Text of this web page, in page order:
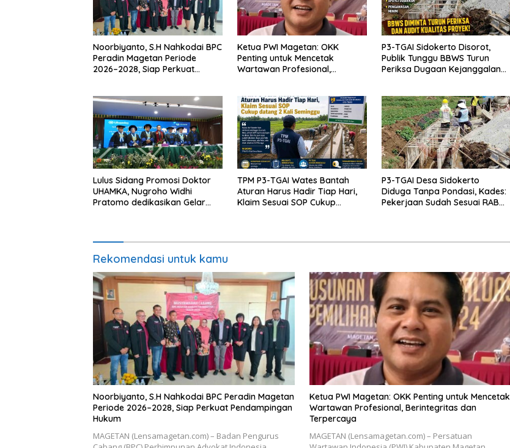
Noorbiyanto, S.H Nahkodai BPC
Peradin Magetan Periode
2026–2028, Siap Perkuat
Ketua PWI Magetan: OKK
Penting untuk Mencetak
Wartawan Profesional,
P3-TGAI Sidokerto Disorot,
Publik Tunggu BBWS Turun
Periksa Dugaan Kejanggalan
Lulus Sidang Promosi Doktor
UHAMKA, Nugroho Widhi
Pratomo dedikasikan Gelar
TPM P3-TGAI Wates Bantah
Aturan Harus Hadir Tiap Hari,
Klaim Sesuai SOP Cukup
P3-TGAI Desa Sidokerto
Diduga Tanpa Pondasi, Kades:
Pekerjaan Sudah Sesuai RAB
Rekomendasi untuk kamu
Noorbiyanto, S.H Nahkodai BPC Peradin Magetan
Periode 2026–2028, Siap Perkuat Pendampingan
Hukum
MAGETAN (Lensamagetan.com) – Badan Pengurus
Ketua PWI Magetan: OKK Penting untuk Mencetak
Wartawan Profesional, Berintegritas dan
Terpercaya
MAGETAN (Lensamagetan.com) – Persatuan